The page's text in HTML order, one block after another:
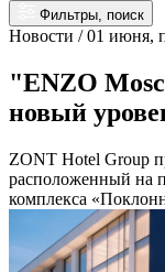
Фильтры, поиск
Новости / 01 июня,
"ENZO
новый
ZONT Hotel Group
расположенный на
комплекса